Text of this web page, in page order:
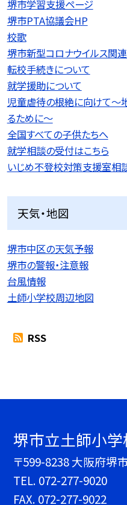
堺市学習支援ページ
堺市PTA協議会HP
校歌
堺市新型コロナウイルス関
転校手続きについて
就学援助について
児童虐待の根絶に向けて〜
るために〜
全国すべての子供たちへ
就学相談の受付はこちら
いじめ不登校対策支援室相
天気・地図
堺市中区の天気予報
堺市の警報・注意報
台風情報
土師小学校周辺地図
RSS
堺市立土師小学
〒599-8238 大阪府堺
TEL. 072-277-9020
FAX. 072-277-9022